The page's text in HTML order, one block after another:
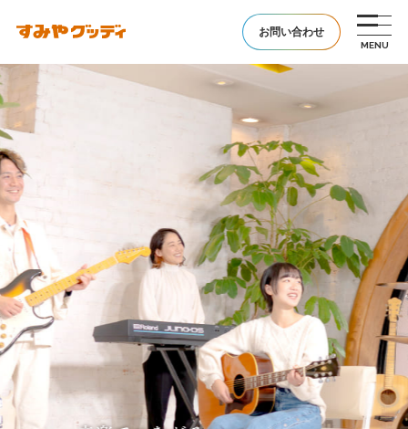
お問い合わせ